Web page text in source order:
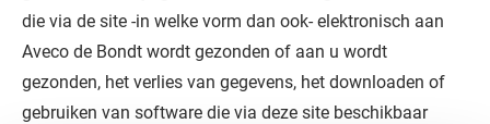
die via de site -in welke vorm dan ook- elektronisch aan
Aveco de Bondt wordt gezonden of aan u wordt
gezonden, het verlies van gegevens, het downloaden of
gebruiken van software die via deze site beschikbaar